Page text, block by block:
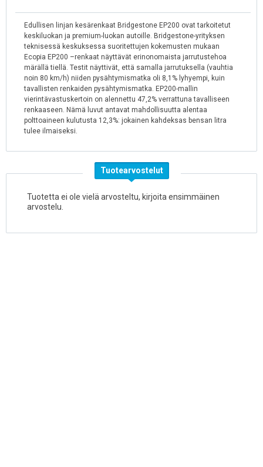
Edullisen linjan kesärenkaat Bridgestone EP200 ovat tarkoitetut
keskiluokan ja premium-luokan autoille. Bridgestone-yrityksen
teknisessä keskuksessa suoritettujen kokemusten mukaan
Ecopia EP200 –renkaat näyttävät erinonomaista jarrutustehoa
märällä tiellä. Testit näyttivät, että samalla jarrutuksella (vauhtia
noin 80 km/h) niiden pysähtymismatka oli 8,1% lyhyempi, kuin
tavallisten renkaiden pysähtymismatka. EP200-mallin
vierintävastuskertoin on alennettu 47,2% verrattuna tavalliseen
renkaaseen. Nämä luvut antavat mahdollisuutta alentaa
polttoaineen kulutusta 12,3%: jokainen kahdeksas bensan litra
tulee ilmaiseksi.
Tuotearvostelut
Tuotetta ei ole vielä arvosteltu, kirjoita ensimmäinen
arvostelu.